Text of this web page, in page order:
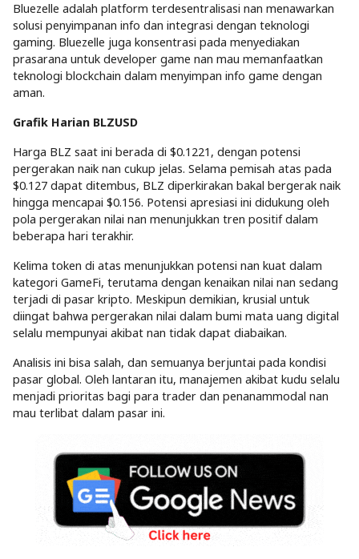
Bluezelle adalah platform terdesentralisasi nan menawarkan
solusi penyimpanan info dan integrasi dengan teknologi
gaming. Bluezelle juga konsentrasi pada menyediakan
prasarana untuk developer game nan mau memanfaatkan
teknologi blockchain dalam menyimpan info game dengan
aman.
Grafik Harian BLZUSD
Harga BLZ saat ini berada di $0.1221, dengan potensi
pergerakan naik nan cukup jelas. Selama pemisah atas pada
$0.127 dapat ditembus, BLZ diperkirakan bakal bergerak naik
hingga mencapai $0.156. Potensi apresiasi ini didukung oleh
pola pergerakan nilai nan menunjukkan tren positif dalam
beberapa hari terakhir.
Kelima token di atas menunjukkan potensi nan kuat dalam
kategori GameFi, terutama dengan kenaikan nilai nan sedang
terjadi di pasar kripto. Meskipun demikian, krusial untuk
diingat bahwa pergerakan nilai dalam bumi mata uang digital
selalu mempunyai akibat nan tidak dapat diabaikan.
Analisis ini bisa salah, dan semuanya berjuntai pada kondisi
pasar global. Oleh lantaran itu, manajemen akibat kudu selalu
menjadi prioritas bagi para trader dan penanammodal nan
mau terlibat dalam pasar ini.